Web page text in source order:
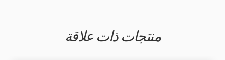
منتجات ذات علاقة